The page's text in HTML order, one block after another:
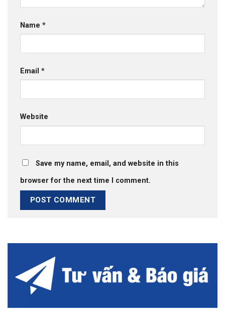
Name *
Email *
Website
Save my name, email, and website in this
browser for the next time I comment.